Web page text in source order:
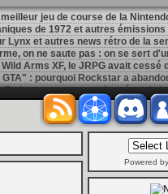
jeu de course de la
de 1972 et autres
Lynx et autres news rétro de la
on ne saute pas : on se sert
Arms XF, le JRPG avait cessé
: pourquoi Rockstar a
Estique et autres sorties rétro de
Bros. ont été conservés pour la
Maker v2.7 améliore la création
pourrait bien passer par la
Powered by